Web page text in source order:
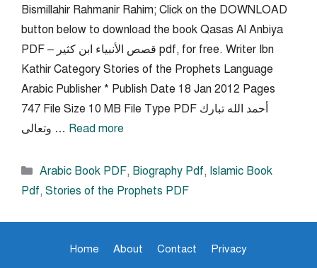
Bismillahir Rahmanir Rahim; Click on the DOWNLOAD
button below to download the book Qasas Al Anbiya
PDF – قصص الأنبياء ابن كثير pdf, for free. Writer Ibn
Kathir Category Stories of the Prophets Language
Arabic Publisher * Publish Date 18 Jan 2012 Pages
747 File Size 10 MB File Type PDF أحمد الله تبارك
وتعالى … Read more
Categories
Arabic Book PDF, Biography Pdf, Islamic Book
Pdf, Stories of the Prophets PDF
Home About Contact Privacy